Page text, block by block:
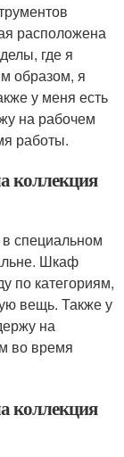
расположена
где я
образом, я
у меня есть
на рабочем
работы.
коллекция
специальном
Шкаф
по категориям,
вещь. Также у
на
во время
коллекция